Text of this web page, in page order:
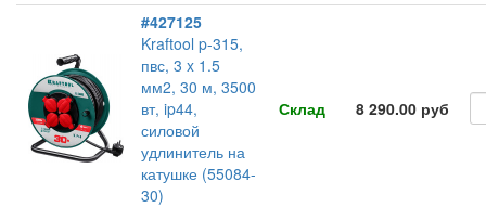
#427125
Kraftool p-315,
пвс, 3 x 1.5
мм2, 30 м, 3500
вт, ip44,
силовой
удлинитель на
катушке (55084-
30)
Склад 8 290.00 руб